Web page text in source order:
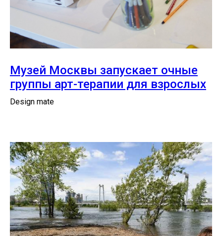
Музей Москвы запускает очные
группы арт-терапии для взрослых
Design mate